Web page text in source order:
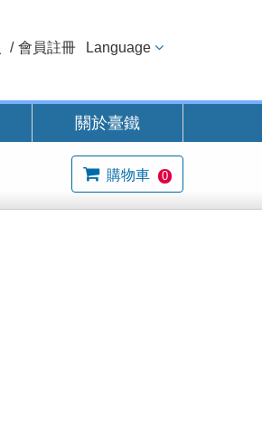
會員註冊 Language
關於臺鐵
購物車 0